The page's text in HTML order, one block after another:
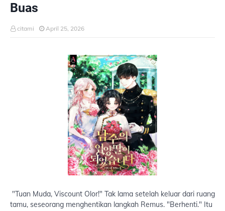
Buas
citami April 25, 2026
"Tuan Muda, Viscount Olor!" Tak lama setelah keluar dari ruang
tamu, seseorang menghentikan langkah Remus. "Berhenti." Itu